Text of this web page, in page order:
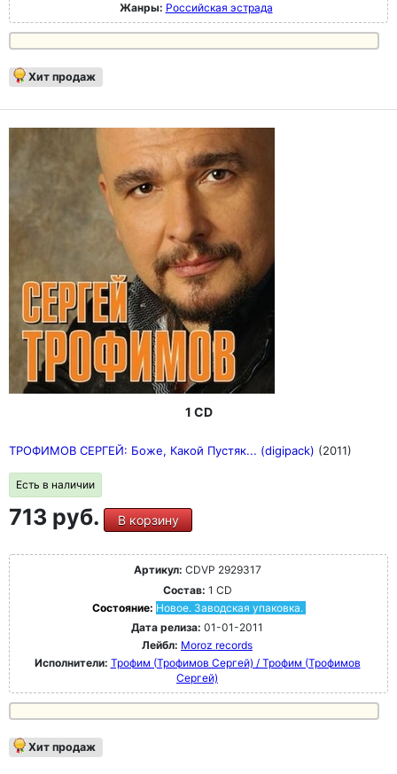
Жанры: Российская эстрада
Хит продаж
1 CD
ТРОФИМОВ СЕРГЕЙ: Боже, Какой Пустяк... (digipack) (2011)
Есть в наличии
713 руб. В корзину
Артикул: CDVP 2929317
Состав: 1 CD
Состояние: Новое. Заводская упаковка.
Дата релиза: 01-01-2011
Лейбл: Moroz records
Исполнители: Трофим (Трофимов Сергей) / Трофим (Трофимов
Сергей)
Хит продаж